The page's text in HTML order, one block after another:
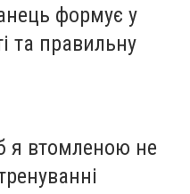
формує у
та правильну
я втомленою не